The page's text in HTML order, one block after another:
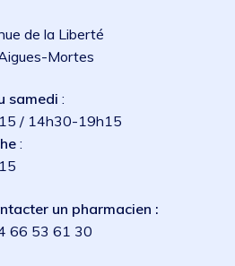
de la Liberté
Mortes
samedi :
/ 14h30-19h15
:
un pharmacien :
66 53 61 30